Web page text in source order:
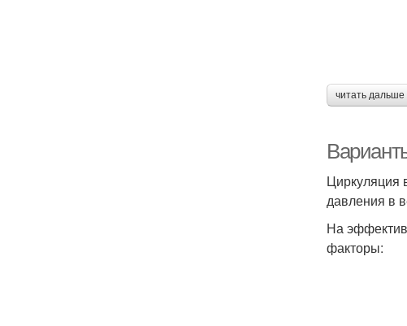
читать
Циркуляция
давления в
На
факторы: